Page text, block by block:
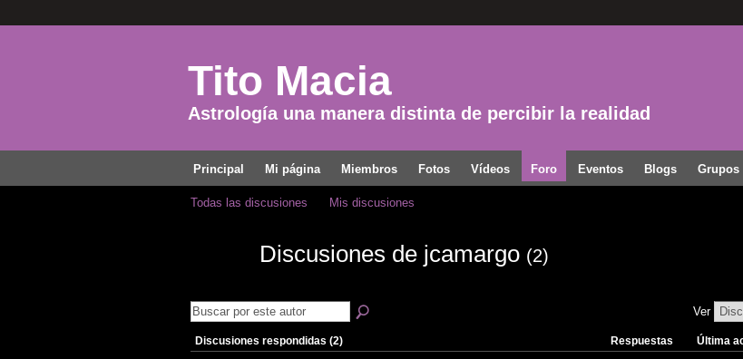
Tito Macia
Astrología una manera distinta de percibir la realidad
Principal Mi página Miembros Fotos Vídeos Foro Eventos Blogs Grupos
Todas las discusiones Mis discusiones
Discusiones de jcamargo (2)
Ver
Discusiones respondidas (2) Respuestas Última